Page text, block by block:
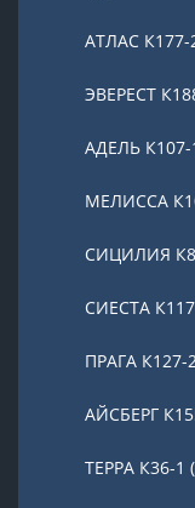
АТЛАС
ЭВЕРЕСТ
АДЕЛЬ
МЕЛИССА
СИЦИЛИЯ
СИЕСТА
ПРАГА
АЙСБЕРГ
ТЕРРА К36-